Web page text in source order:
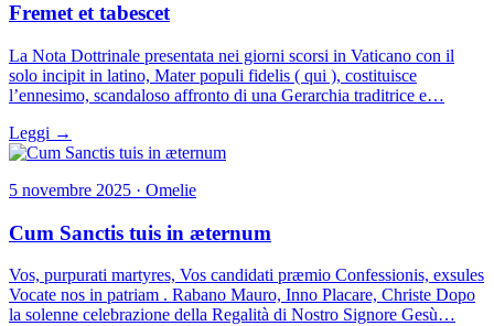
Fremet et tabescet
La Nota Dottrinale presentata nei giorni scorsi in Vaticano con il
solo incipit in latino, Mater populi fidelis ( qui ), costituisce
l’ennesimo, scandaloso affronto di una Gerarchia traditrice e…
Leggi →
5 novembre 2025 · Omelie
Cum Sanctis tuis in æternum
Vos, purpurati martyres, Vos candidati præmio Confessionis, exsules
Vocate nos in patriam . Rabano Mauro, Inno Placare, Christe Dopo
la solenne celebrazione della Regalità di Nostro Signore Gesù…